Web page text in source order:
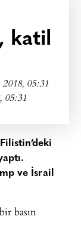
katil
2018, 05:31
05:31
ve İsrail
basın